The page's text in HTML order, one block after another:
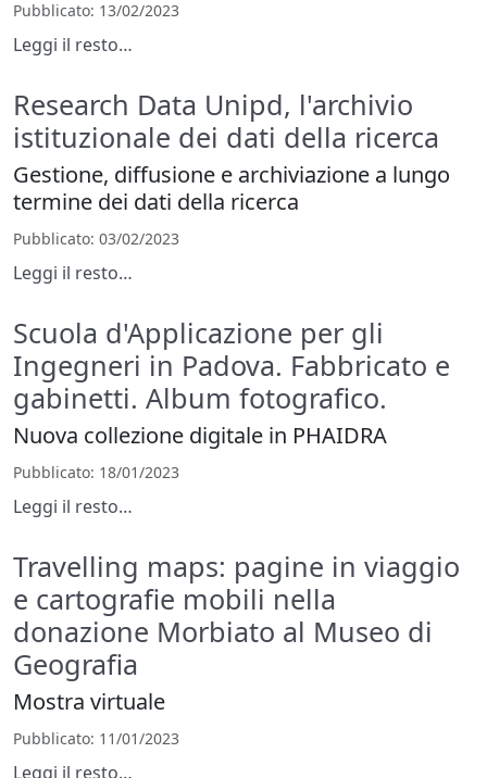
Pubblicato: 13/02/2023
Leggi il resto…
Research Data Unipd, l'archivio
istituzionale dei dati della ricerca
Gestione, diffusione e archiviazione a lungo
termine dei dati della ricerca
Pubblicato: 03/02/2023
Leggi il resto…
Scuola d'Applicazione per gli
Ingegneri in Padova. Fabbricato e
gabinetti. Album fotografico.
Nuova collezione digitale in PHAIDRA
Pubblicato: 18/01/2023
Leggi il resto…
Travelling maps: pagine in viaggio
e cartografie mobili nella
donazione Morbiato al Museo di
Geografia
Mostra virtuale
Pubblicato: 11/01/2023
Leggi il resto…